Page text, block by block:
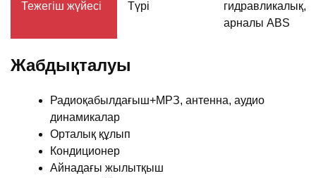
Тежегіш жүйесі Түрі
гидравликалық, 4
арналы ABS
Жабдықталуы
Радиоқабылдағыш+МРЗ, антенна, аудио
динамикалар
Орталық құлып
Кондиционер
Айнадағы жылытқыш